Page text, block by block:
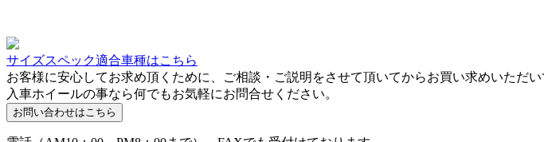
サイズスペック適合車種はこちら
お客様に安心してお求め頂くために、ご相談・ご説明をさせて頂いてからお買い求めいただ
入車ホイールの事なら何でもお気軽にお問合せください。